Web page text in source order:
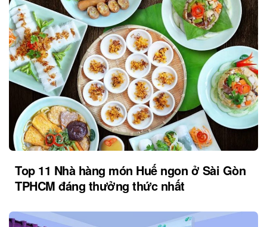
Top 11 Nhà hàng món Huế ngon ở Sài Gòn
TPHCM đáng thưởng thức nhất